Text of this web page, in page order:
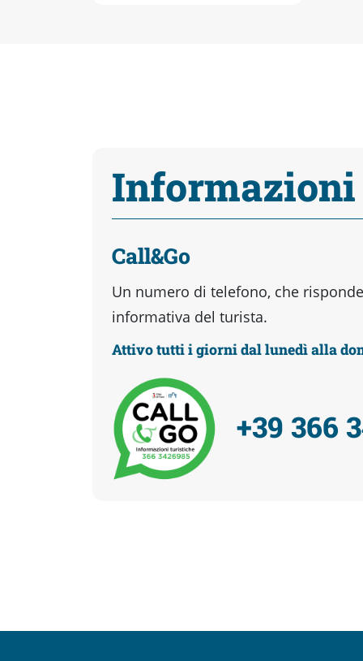
Informazioni
Call&Go
Un numero di telefono, che
informativa del turista.
Attivo tutti i giorni dal lunedì alla
+39 366